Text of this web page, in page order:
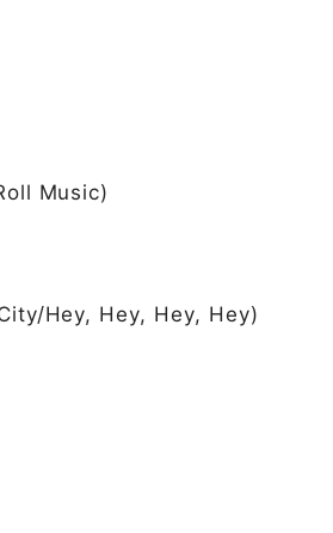
Music)
Hey, Hey, Hey, Hey)